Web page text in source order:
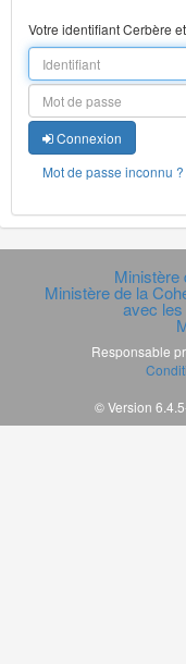
Votre identifiant Cerbère
Connexion
Mot de passe inconnu ?
Ministère
Ministère de la
avec
Responsable
© Version